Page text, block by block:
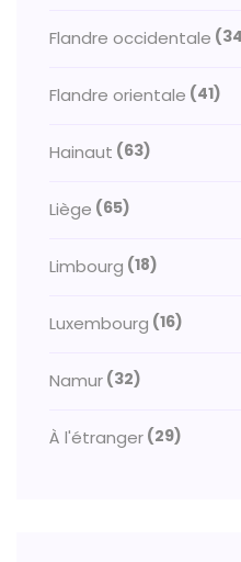
Flandre occidentale
Flandre orientale (41)
Hainaut (63)
Liège (65)
Limbourg (18)
Luxembourg (16)
Namur (32)
À l'étranger (29)